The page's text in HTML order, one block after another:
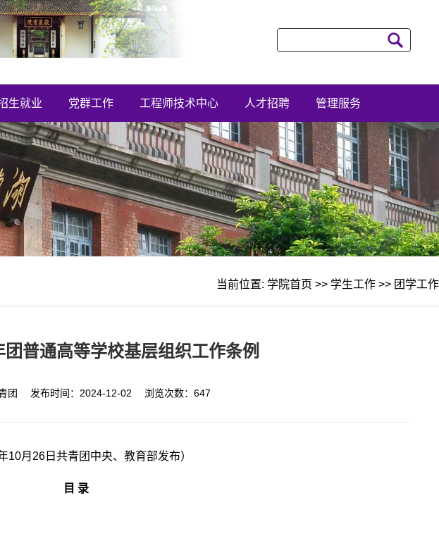
生就业 党群工作 工程师技术中心 人才招聘 管理服务
当前位置: 学院首页 >> 学生工作 >> 团学工作
普通高等学校基层组织工作条例
青团 发布时间：2024-12-02 浏览次数：647
10月26日共青团中央、教育部发布）
目 录